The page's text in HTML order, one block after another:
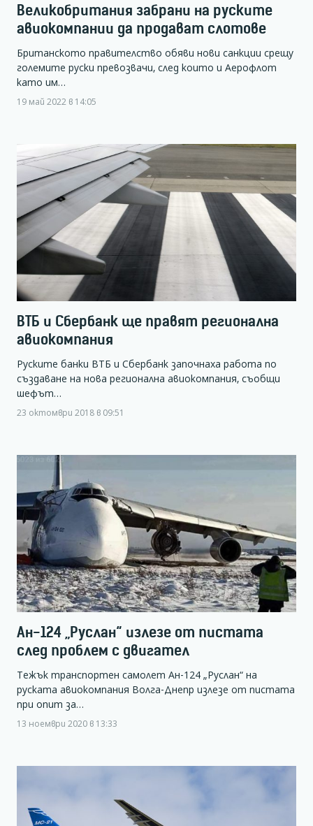
Великобритания забрани на руските
авиокомпании да продават слотове
Британското правителство обяви нови санкции срещу
големите руски превозвачи, след които и Аерофлот
като им…
19 май 2022 в 14:05
ВТБ и Сбербанк ще правят регионална
авиокомпания
Руските банки ВТБ и Сбербанк започнаха работа по
създаване на нова регионална авиокомпания, съобщи
шефът…
23 октомври 2018 в 09:51
Aн-124 „Руслан“ излезе от пистата
след проблем с двигател
Тежък транспортен самолет Ан-124 „Руслан“ на
руската авиокомпания Волга-Днепр излезе от пистата
при опит за…
13 ноември 2020 в 13:33